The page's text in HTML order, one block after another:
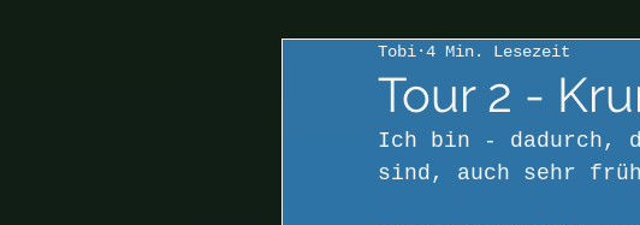
Tour 2 -
Tobi 4 Min. Lesezeit
Ich bin - dadurch,
sind, auch sehr früh